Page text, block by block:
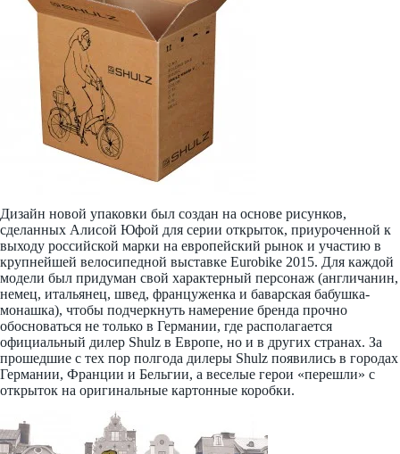
Дизайн новой упаковки был создан на основе рисунков,
сделанных Алисой Юфой для серии открыток, приуроченной к
выходу российской марки на европейский рынок и участию в
крупнейшей велосипедной выставке Eurobike 2015. Для каждой
модели был придуман свой характерный персонаж (англичанин,
немец, итальянец, швед, француженка и баварская бабушка-
монашка), чтобы подчеркнуть намерение бренда прочно
обосноваться не только в Германии, где располагается
официальный дилер Shulz в Европе, но и в других странах. За
прошедшие с тех пор полгода дилеры Shulz появились в городах
Германии, Франции и Бельгии, а веселые герои «перешли» с
открыток на оригинальные картонные коробки.